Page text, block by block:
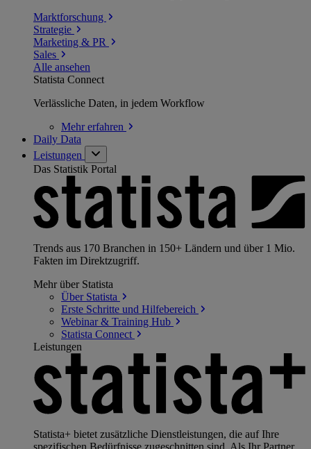
Marktforschung
Strategie
Marketing & PR
Sales
Alle ansehen
Statista Connect
Verlässliche Daten, in jedem Workflow
Mehrerfahren
Daily Data
Leistungen
Das Statistik Portal
Trends aus 170 Branchen in 150+ Ländern und über 1 Mio.
Fakten im Direktzugriff.
Mehr über Statista
Über Statista
Erste Schritte und Hilfebereich
Webinar & Training Hub
Statista Connect
Leistungen
Statista+ bietet zusätzliche Dienstleistungen, die auf Ihre
spezifischen Bedürfnisse zugeschnitten sind. Als Ihr Partner